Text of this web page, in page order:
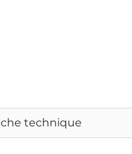
technique